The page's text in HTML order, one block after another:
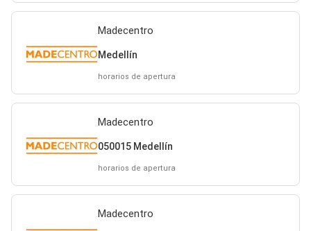
Madecentro
Medellín
horarios de apertura
Madecentro
050015 Medellín
horarios de apertura
Madecentro